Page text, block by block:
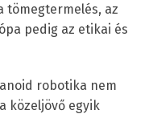
tömegtermelés, az
pedig az etikai és
robotika nem
közeljövő egyik